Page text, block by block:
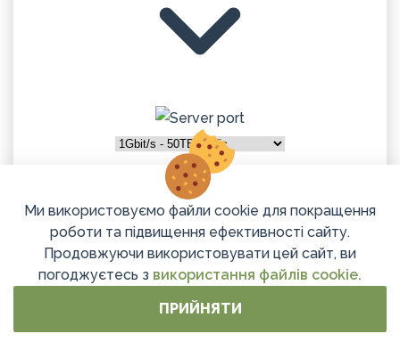
Ми використовуємо файли cookie для покращення
роботи та підвищення ефективності сайту.
Продовжуючи використовувати цей сайт, ви
погоджуєтесь з використання файлів cookie.
ПРИЙНЯТИ